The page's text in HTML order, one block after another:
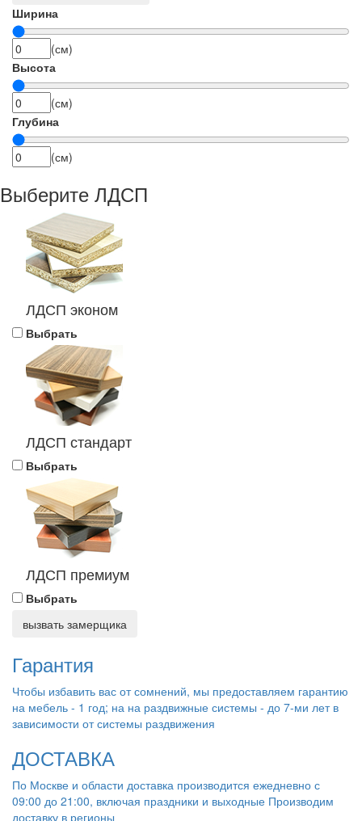
Ширина
(см)
Высота
(см)
Глубина
(см)
Выберите ЛДСП
ЛДСП эконом
Выбрать
ЛДСП стандарт
Выбрать
ЛДСП премиум
Выбрать
вызвать замерщика
Гарантия
Чтобы избавить вас от сомнений, мы предоставляем гарантию
на мебель - 1 год; на на раздвижные системы - до 7-ми лет в
зависимости от системы раздвижения
ДОСТАВКА
По Москве и области доставка производится ежедневно с
09:00 до 21:00, включая праздники и выходные Производим
доставку в регионы